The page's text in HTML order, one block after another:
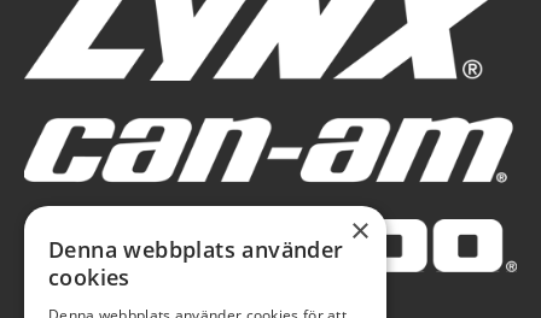
×
Denna webbplats använder
cookies